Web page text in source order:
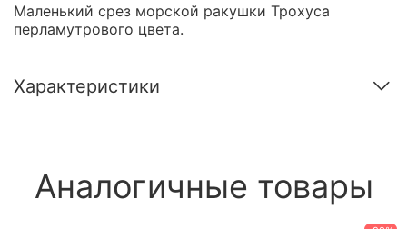
Маленький срез морской ракушки Трохуса
перламутрового цвета.
Характеристики
Аналогичные товары